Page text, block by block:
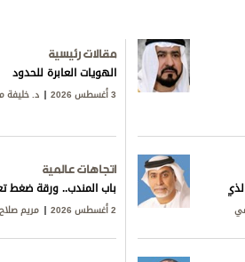
مقالات رئيسية
الهويات العابرة للحدود
3 أغسطس 2026 د. خليفة
يجري خلف المفاوضات؟
اتجاهات عالمية
باب المندب.. ورقة ضغط
2 أغسطس 2026 مريم